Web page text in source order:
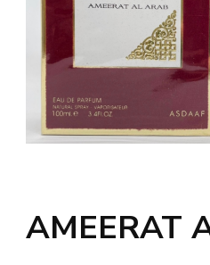
AMEERAT